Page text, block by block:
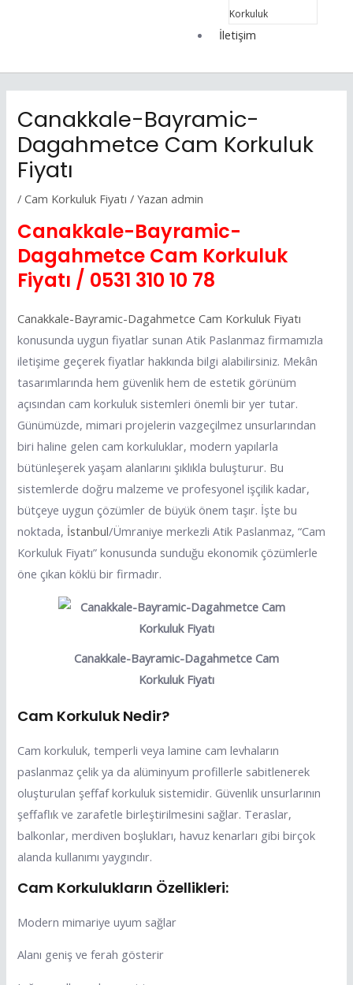
Korkuluk
İletişim
Canakkale-Bayramic-
Dagahmetce Cam Korkuluk
Fiyatı
/Cam Korkuluk Fiyatı / Yazan admin
Canakkale-Bayramic-
Dagahmetce Cam Korkuluk
Fiyatı / 0531 310 10 78
Canakkale-Bayramic-Dagahmetce Cam Korkuluk Fiyatı
konusunda uygun fiyatlar sunan Atik Paslanmaz firmamızla
iletişime geçerek fiyatlar hakkında bilgi alabilirsiniz. Mekân
tasarımlarında hem güvenlik hem de estetik görünüm
açısından cam korkuluk sistemleri önemli bir yer tutar.
Günümüzde, mimari projelerin vazgeçilmez unsurlarından
biri haline gelen cam korkuluklar, modern yapılarla
bütünleşerek yaşam alanlarını şıklıkla buluşturur. Bu
sistemlerde doğru malzeme ve profesyonel işçilik kadar,
bütçeye uygun çözümler de büyük önem taşır. İşte bu
noktada, İstanbul/Ümraniye merkezli Atik Paslanmaz, “Cam
Korkuluk Fiyatı” konusunda sunduğu ekonomik çözümlerle
öne çıkan köklü bir firmadır.
Canakkale-Bayramic-Dagahmetce Cam
Korkuluk Fiyatı
Cam Korkuluk Nedir?
Cam korkuluk, temperli veya lamine cam levhaların
paslanmaz çelik ya da alüminyum profillerle sabitlenerek
oluşturulan şeffaf korkuluk sistemidir. Güvenlik unsurlarının
şeffaflık ve zarafetle birleştirilmesini sağlar. Teraslar,
balkonlar, merdiven boşlukları, havuz kenarları gibi birçok
alanda kullanımı yaygındır.
Cam Korkulukların Özellikleri:
Modern mimariye uyum sağlar
Alanı geniş ve ferah gösterir